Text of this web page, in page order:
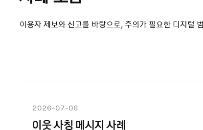
이용자 제보와 신고를 바탕으로, 주의가 필요한 디지털
2026-07-06
이웃 사칭 메시지 사례